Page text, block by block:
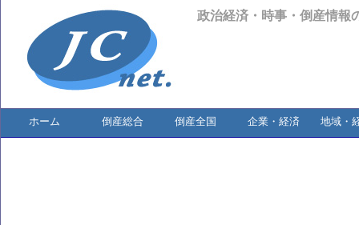
政治経済・時事・倒産情報
ホーム 倒産総合 倒産全国 企業・経済 地域・